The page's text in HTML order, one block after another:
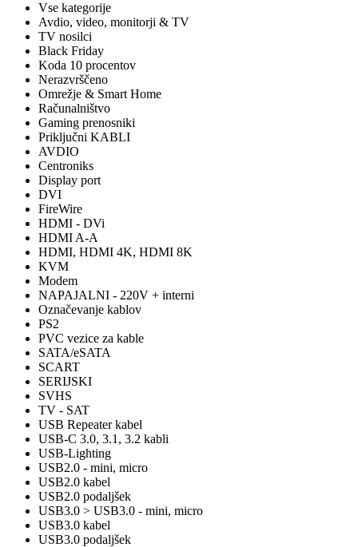
Vse kategorije
Avdio, video, monitorji & TV
TV nosilci
Black Friday
Koda 10 procentov
Nerazvrščeno
Omrežje & Smart Home
Računalništvo
Gaming prenosniki
Priključni KABLI
AVDIO
Centroniks
Display port
DVI
FireWire
HDMI - DVi
HDMI A-A
HDMI, HDMI 4K, HDMI 8K
KVM
Modem
NAPAJALNI - 220V + interni
Označevanje kablov
PS2
PVC vezice za kable
SATA/eSATA
SCART
SERIJSKI
SVHS
TV - SAT
USB Repeater kabel
USB-C 3.0, 3.1, 3.2 kabli
USB-Lighting
USB2.0 - mini, micro
USB2.0 kabel
USB2.0 podaljšek
USB3.0 > USB3.0 - mini, micro
USB3.0 kabel
USB3.0 podaljšek